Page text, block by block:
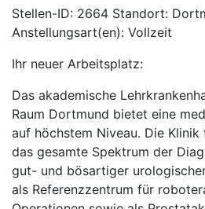
Stellen-ID: 2664 Standort:
Anstellungsart(en): Vollzeit
Ihr neuer Arbeitsplatz:
Das akademische
Raum Dortmund bietet eine
auf höchstem Niveau. Die
das gesamte Spektrum der
gut- und bösartiger
als Referenzzentrum für